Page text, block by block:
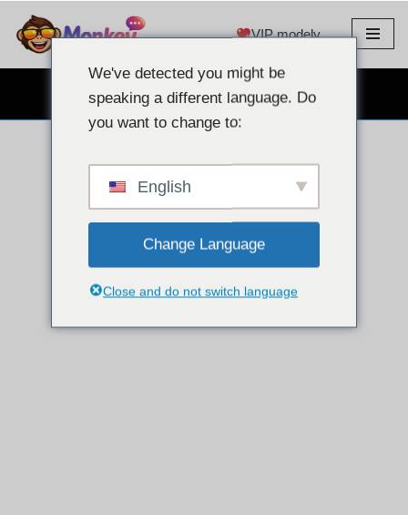
Prejsť
na
VIP modely
BEZPLATNÝ WEBOVÝ CHAT
We've detected you might be
speaking a different language. Do
you want to change to:
English
Change Language
Close and do not switch language